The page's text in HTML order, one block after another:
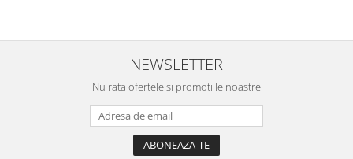
NEWSLETTER
Nu rata ofertele si promotiile noastre